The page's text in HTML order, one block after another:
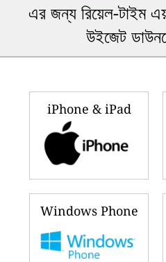
এর জন্য রিয়েল-টাইম
উইজেট
iPhone & iPad
Windows Phone